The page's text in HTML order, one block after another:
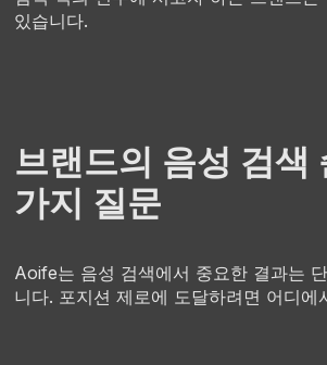
있습니다.
브랜드의 음성 검색
가지 질문
Aoife는 음성 검색에서 중요한 결과는
니다. 포지션 제로에 도달하려면 어디에